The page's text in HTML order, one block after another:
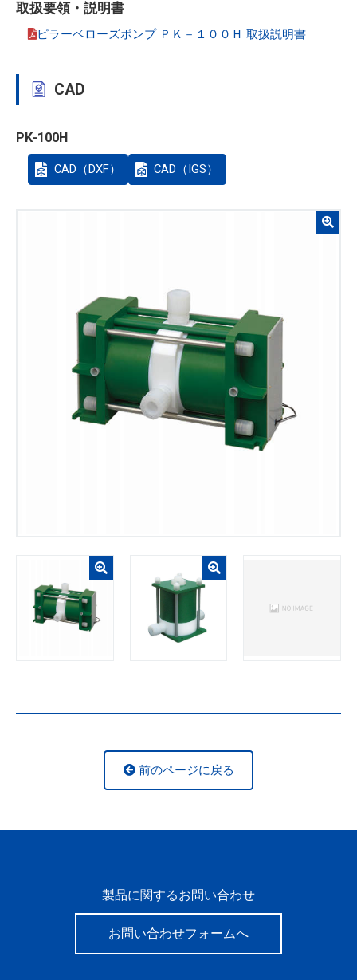
取扱要領・説明書
ピラーベローズポンプ ＰＫ－１００Ｈ 取扱説明書
CAD
PK-100H
CAD（DXF） CAD（IGS）
前のページに戻る
製品に関するお問い合わせ
お問い合わせフォームへ